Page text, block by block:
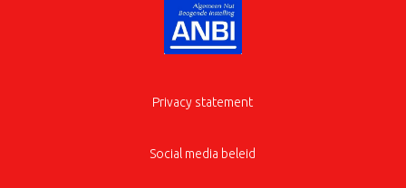
Privacy statement
Social media beleid